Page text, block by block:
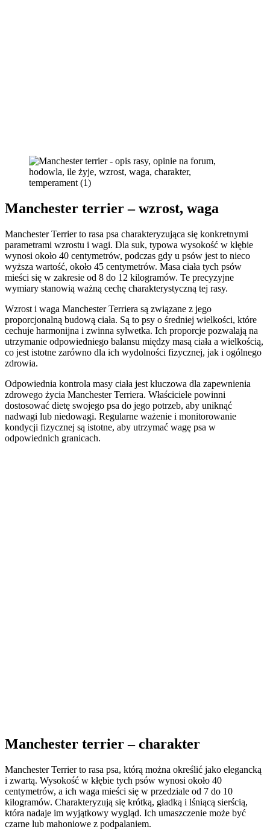
Manchester terrier – wzrost, waga
Manchester Terrier to rasa psa charakteryzująca się konkretnymi
parametrami wzrostu i wagi. Dla suk, typowa wysokość w kłębie
wynosi około 40 centymetrów, podczas gdy u psów jest to nieco
wyższa wartość, około 45 centymetrów. Masa ciała tych psów
mieści się w zakresie od 8 do 12 kilogramów. Te precyzyjne
wymiary stanowią ważną cechę charakterystyczną tej rasy.
Wzrost i waga Manchester Terriera są związane z jego
proporcjonalną budową ciała. Są to psy o średniej wielkości, które
cechuje harmonijna i zwinna sylwetka. Ich proporcje pozwalają na
utrzymanie odpowiedniego balansu między masą ciała a wielkością,
co jest istotne zarówno dla ich wydolności fizycznej, jak i ogólnego
zdrowia.
Odpowiednia kontrola masy ciała jest kluczowa dla zapewnienia
zdrowego życia Manchester Terriera. Właściciele powinni
dostosować dietę swojego psa do jego potrzeb, aby uniknąć
nadwagi lub niedowagi. Regularne ważenie i monitorowanie
kondycji fizycznej są istotne, aby utrzymać wagę psa w
odpowiednich granicach.
Manchester terrier – charakter
Manchester Terrier to rasa psa, którą można określić jako elegancką
i zwartą. Wysokość w kłębie tych psów wynosi około 40
centymetrów, a ich waga mieści się w przedziale od 7 do 10
kilogramów. Charakteryzują się krótką, gładką i lśniącą sierścią,
która nadaje im wyjątkowy wygląd. Ich umaszczenie może być
czarne lub mahoniowe z podpalaniem.